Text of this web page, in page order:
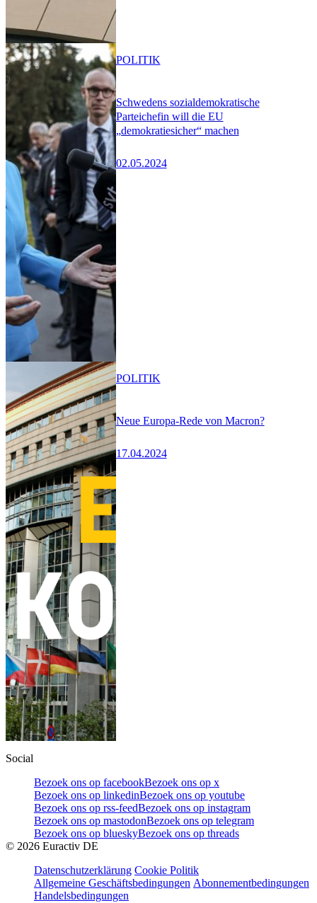
Schwedens sozialdemokratische
Parteichefin will die EU
„demokratiesicher“ machen
02.05.2024
POLITIK
Neue Europa-Rede von Macron?
17.04.2024
POLITIK
Social
Bezoek ons op facebookBezoek ons op x
Bezoek ons op linkedinBezoek ons op youtube
Bezoek ons op rss-feedBezoek ons op instagram
Bezoek ons op mastodonBezoek ons op telegram
Bezoek ons op blueskyBezoek ons op threads
© 2026 Euractiv DE
Datenschutzerklärung Cookie Politik
Allgemeine Geschäftsbedingungen Abonnementbedingungen
Handelsbedingungen